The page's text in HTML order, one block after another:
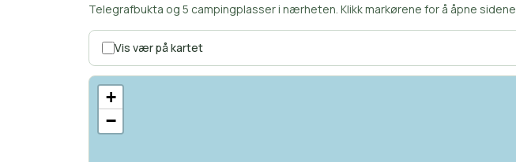
Telegrafbukta og 5 campingplasser i nærheten. Klikk markørene for å åpne sidene.
Vis vær på kartet
+
−